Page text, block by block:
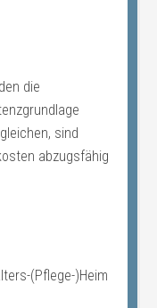
die
sind
abzugsfähig
(Pflege-)Heim